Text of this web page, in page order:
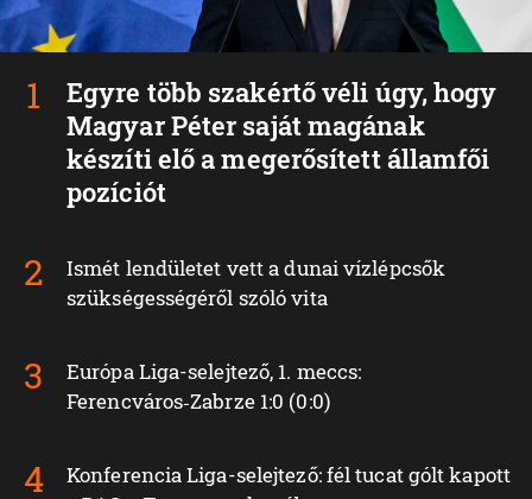
Egyre több szakértő véli úgy, hogy
Magyar Péter saját magának
készíti elő a megerősített államfői
pozíciót
Ismét lendületet vett a dunai vízlépcsők
szükségességéről szóló vita
Európa Liga-selejtező, 1. meccs:
Ferencváros‑Zabrze 1:0 (0:0)
Konferencia Liga-selejtező: fél tucat gólt kapott